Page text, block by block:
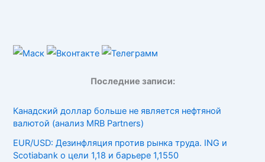
Последние записи:
Канадский доллар больше не является нефтяной
валютой (анализ MRB Partners)
EUR/USD: Дезинфляция против рынка труда. ING и
Scotiabank о цели 1,18 и барьере 1,1550